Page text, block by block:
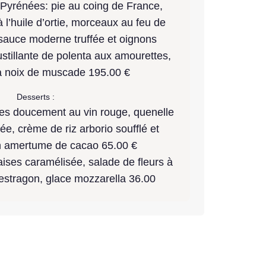
pie au coing de France,
d’ortie, morceaux au feu de
moderne truffée et oignons
de polenta aux amourettes,
noix de muscade 195.00 €
Desserts :
doucement au vin rouge, quenelle
crème de riz arborio soufflé et
amertume de cacao 65.00 €
caramélisée, salade de fleurs à
glace mozzarella 36.00